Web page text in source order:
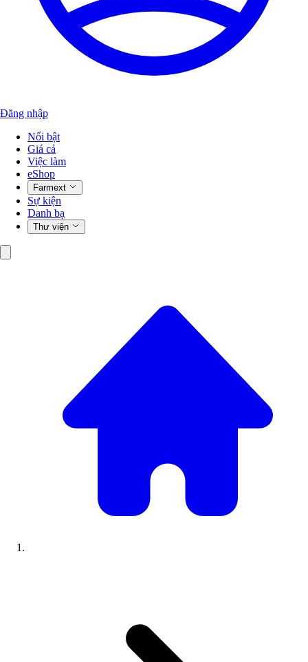
Đăng nhập
Nổi bật
Giá cả
Việc làm
eShop
Farmext
Sự kiện
Danh bạ
Thư viện